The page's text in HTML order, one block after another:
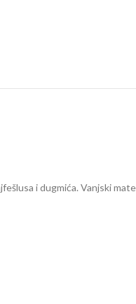
i dugmića. Vanjski